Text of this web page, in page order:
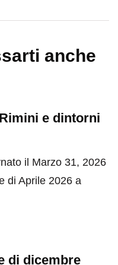
anche
e dintorni
il Marzo 31, 2026
di Aprile 2026 a
di dicembre